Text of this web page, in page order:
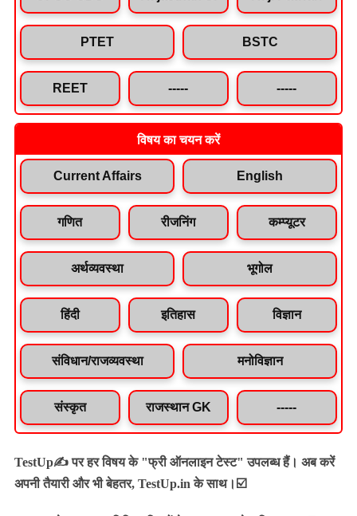
PTET BSTC
REET ----- -----
विषय का चयन करें
Current Affairs English
गणित रीजनिंग कम्प्यूटर
अर्थव्यवस्था भूगोल
हिंदी इतिहास विज्ञान
संविधान/राजव्यवस्था मनोविज्ञान
संस्कृत राजस्थान GK -----
TestUp✍️ पर हर विषय के "फ्री ऑनलाइन टेस्ट" उपलब्ध हैं। अब करें
अपनी तैयारी और भी बेहतर, TestUp.in के साथ।☑️